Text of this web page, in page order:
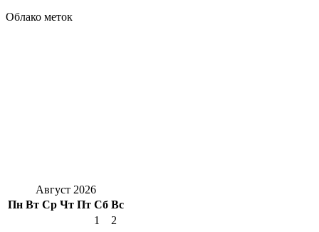
Облако меток
Август 2026
Пн Вт Ср Чт Пт Сб Вс
1
2